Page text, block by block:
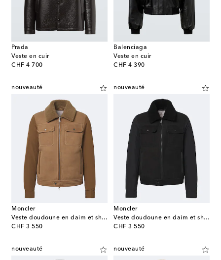
Prada
Veste en cuir
CHF 4 700
original price
Balenciaga
Veste en cuir
CHF 4 390
original price
nouveauté
Moncler
Veste doudoune en daim et shearling
CHF 3 550
original price
nouveauté
Moncler
Veste doudoune en daim et shearling
CHF 3 550
original price
nouveauté nouveauté